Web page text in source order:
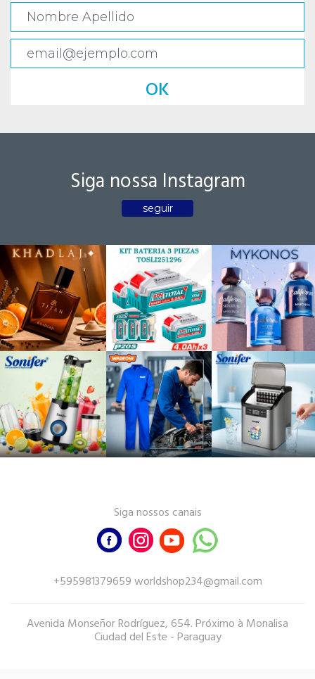
OK
Siga nossa Instagram
seguir
Siga nossos canais
+595981379659 worldshop234@gmail.com
Avenida Monseñor Rodríguez, 654. Próximo à Monalisa
Ciudad del Este - Paraguay